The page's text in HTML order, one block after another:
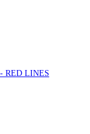
RED LINES